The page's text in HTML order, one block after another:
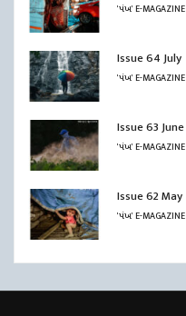
'પંખ' E-MAGAZINE
Issue 64 July
'પંખ' E-MAGAZINE
Issue 63 June
'પંખ' E-MAGAZINE
Issue 62 May
'પંખ' E-MAGAZINE